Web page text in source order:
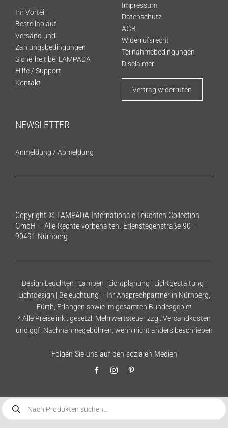
Ihr Vorteil
Bestellablauf
Versand und
Zahlungsbedingungen
Sicherheit bei LAMPADA
Hilfe / Support
Kontakt
Impressum
Datenschutz
AGB
Widerrufsrecht
Teilnahmebedingungen
Disclaimer
Vertrag widerrufen
NEWSLETTER
Anmeldung / Abmeldung
Copyright © LAMPADA Internationale Leuchten Collection
GmbH – Alle Rechte vorbehalten. Erlenstegenstraße 90 –
90491 Nürnberg
Design Leuchten | Lampen | Lichtplanung | Lichtgestaltung |
Lichtdesign | Beleuchtung – Ihr Ansprechpartner in Nürnberg,
Fürth, Erlangen sowie im gesamten Bundesgebiet
* Alle Preise inkl. gesetzl. Mehrwertsteuer zzgl. Versandkosten
und ggf. Nachnahmegebühren, wenn nicht anders beschrieben
Folgen Sie uns auf den sozialen Medien
Products
search